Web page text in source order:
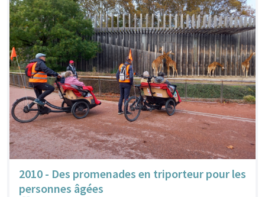
2010 - Des promenades en triporteur pour les
personnes âgées